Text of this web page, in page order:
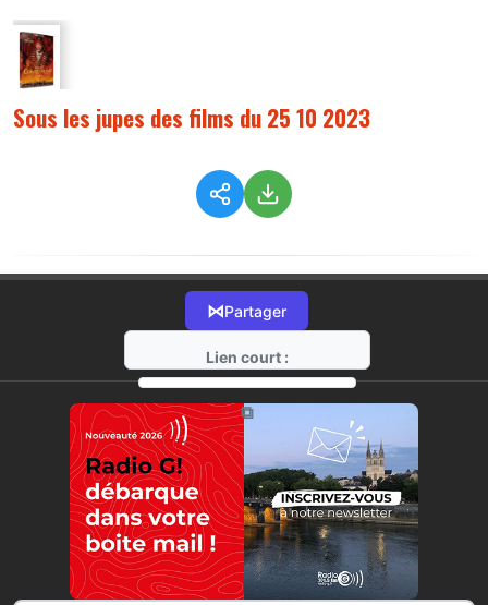
Sous les jupes des films du 25 10 2023
⋈Partager
Lien court :
https://radio-g.fr?13001
⧉